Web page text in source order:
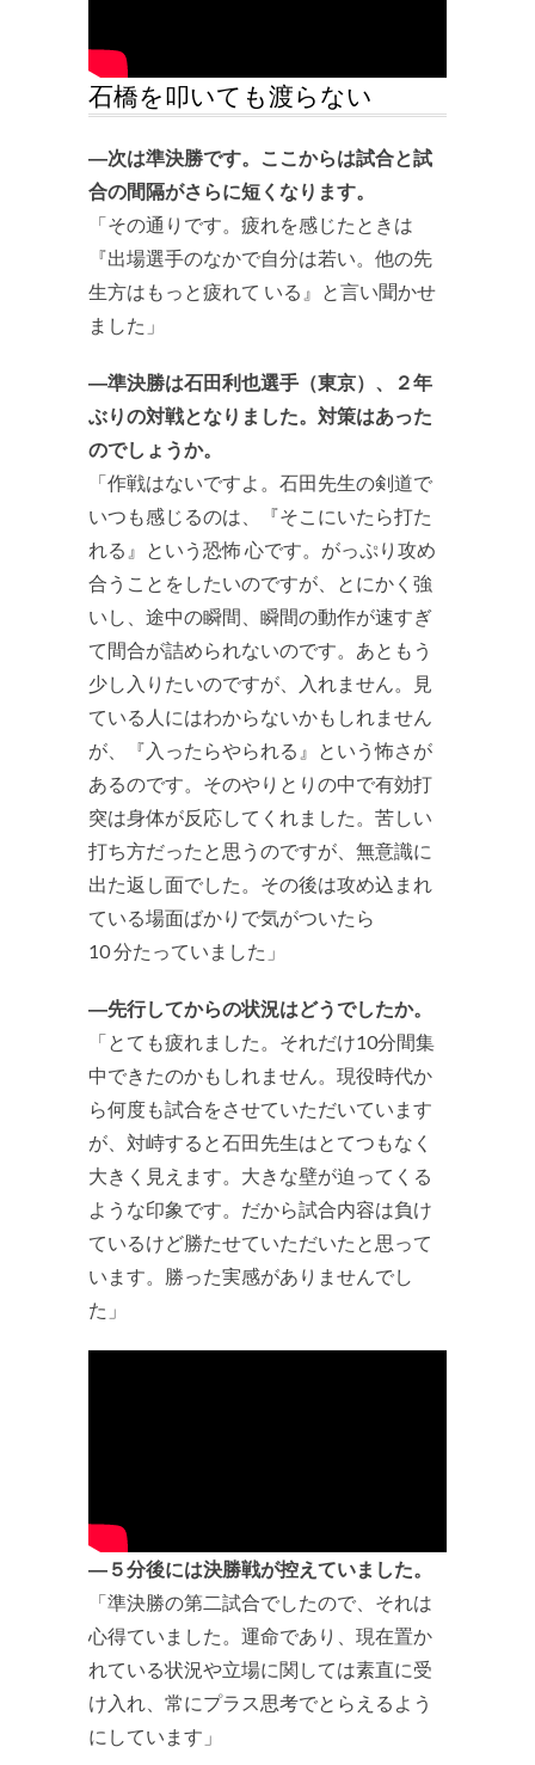
石橋を叩いても渡らない
―次は準決勝です。ここからは試合と試
合の間隔がさらに短くなります。
「その通りです。疲れを感じたときは
『出場選手のなかで自分は若い。他の先
生方はもっと疲れて いる』と言い聞かせ
ました」
―準決勝は石田利也選手（東京）、２年
ぶりの対戦となりました。対策はあった
のでしょうか。
「作戦はないですよ。石田先生の剣道で
いつも感じるのは、『そこにいたら打た
れる』という恐怖 心です。がっぷり攻め
合うことをしたいのですが、とにかく強
いし、途中の瞬間、瞬間の動作が速すぎ
て間合が詰められないのです。あともう
少し入りたいのですが、入れません。見
ている人にはわからないかもしれません
が、『入ったらやられる』という怖さが
あるのです。そのやりとりの中で有効打
突は身体が反応してくれました。苦しい
打ち方だったと思うのですが、無意識に
出た返し面でした。その後は攻め込まれ
ている場面ばかりで気がついたら
10 分たっていました」
―先行してからの状況はどうでしたか。
「とても疲れました。それだけ10分間集
中できたのかもしれません。現役時代か
ら何度も試合をさせていただいています
が、対峙すると石田先生はとてつもなく
大きく見えます。大きな壁が迫ってくる
ような印象です。だから試合内容は負け
ているけど勝たせていただいたと思って
います。勝った実感がありませんでし
た」
―５分後には決勝戦が控えていました。
「準決勝の第二試合でしたので、それは
心得ていました。運命であり、現在置か
れている状況や立場に関しては素直に受
け入れ、常にプラス思考でとらえるよう
にしています」